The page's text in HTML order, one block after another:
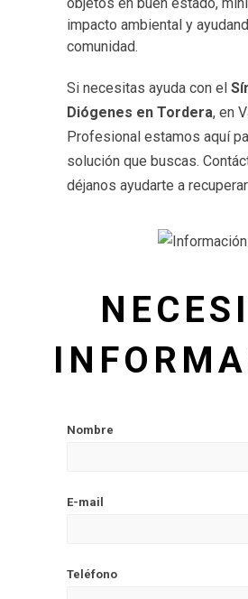
impacto ambiental y
comunidad.
Si necesitas ayuda con el
Diógenes en Tordera, en
Profesional estamos aquí
solución que buscas.
déjanos ayudarte a
Nombre
E-mail
Teléfono